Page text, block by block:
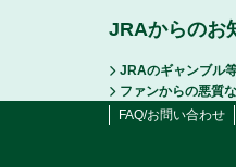
JRAからのお
JRAのギャンブル
ファンからの悪質
FAQ/お問い合わせ